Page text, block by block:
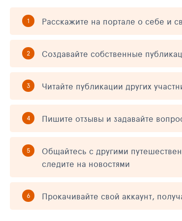
Расскажите на портале о себе и
Создавайте собственные
Читайте публикации других
Пишите отзывы и задавайте
Общайтесь с другими
следите на новостями
Прокачивайте свой аккаунт,